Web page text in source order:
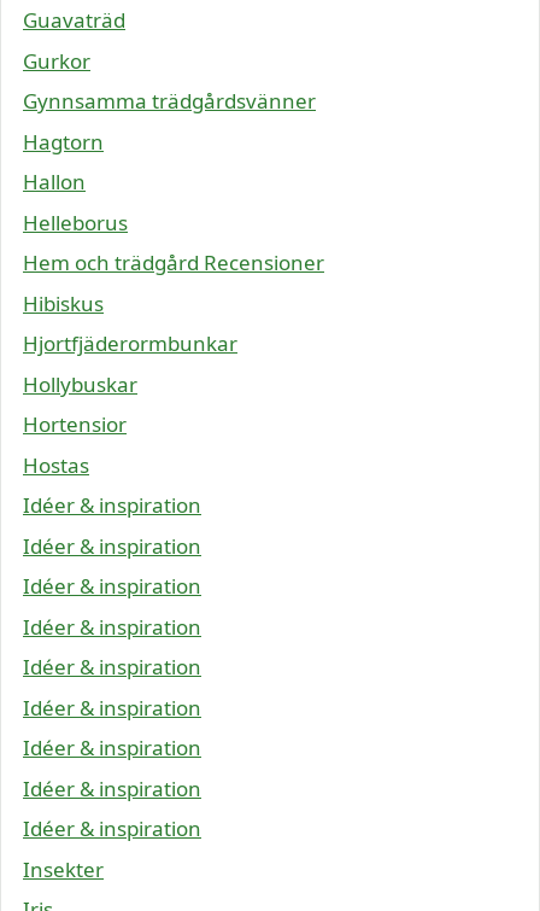
Guavaträd
Gurkor
Gynnsamma trädgårdsvänner
Hagtorn
Hallon
Helleborus
Hem och trädgård Recensioner
Hibiskus
Hjortfjäderormbunkar
Hollybuskar
Hortensior
Hostas
Idéer & inspiration
Idéer & inspiration
Idéer & inspiration
Idéer & inspiration
Idéer & inspiration
Idéer & inspiration
Idéer & inspiration
Idéer & inspiration
Idéer & inspiration
Insekter